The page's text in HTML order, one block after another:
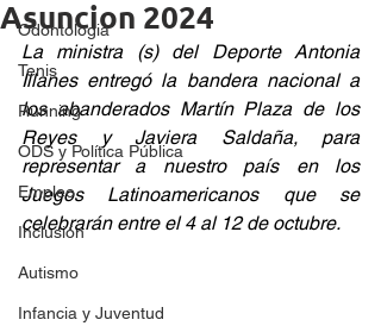
Odontologia
Tenis
Running
ODS y Política Pública
Empleo
Inclusión
Autismo
Infancia y Juventud
Asuncion 2024
La ministra (s) del Deporte Antonia
Illanes entregó la bandera nacional a
los abanderados Martín Plaza de los
Reyes y Javiera Saldaña, para
representar a nuestro país en los
Juegos Latinoamericanos que se
celebrarán entre el 4 al 12 de octubre.